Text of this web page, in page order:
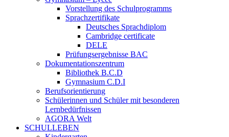
Vorstellung des Schulprogramms
Sprachzertifikate
Deutsches Sprachdiplom
Cambridge certificate
DELE
Prüfungsergebnisse BAC
Dokumentationszentrum
Bibliothek B.C.D
Gymnasium C.D.I
Berufsorientierung
Schülerinnen und Schüler mit besonderen
Lernbedürfnissen
AGORA Welt
SCHULLEBEN